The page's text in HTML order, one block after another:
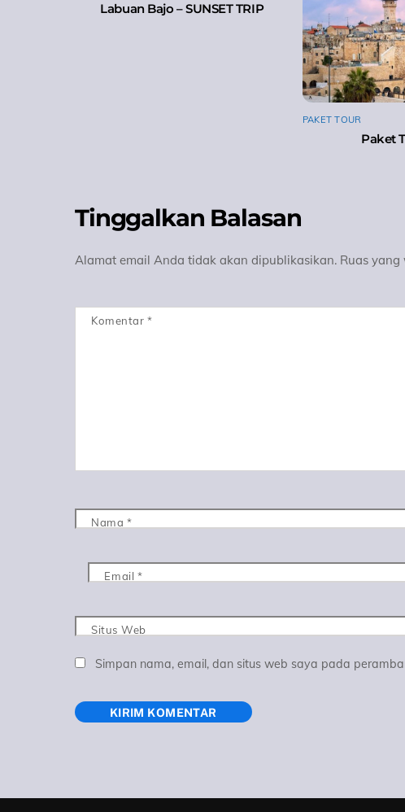
Labuan Bajo – SUNSET TRIP
PAKET TOUR
Paket
Tinggalkan Balasan
Alamat email Anda tidak akan dipublikasikan. Ruas
Komentar *
Nama *
Email *
Situs Web
Simpan nama, email, dan situs web saya pada